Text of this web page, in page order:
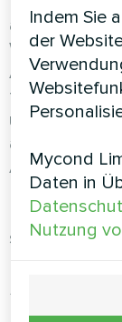
Wärmequelle
fällt, z. B. -
unter 2,0
aktuelle
Alternative
starkem Frost
So
Indem Sie
der
Mycond
Daten in
Nutzung